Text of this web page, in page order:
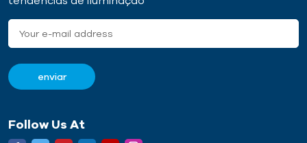
Follow Us At